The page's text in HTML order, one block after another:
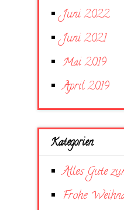
Juni 2022
Juni 2021
Mai 2019
April 2019
Kategorien
Alles Gute
Frohe